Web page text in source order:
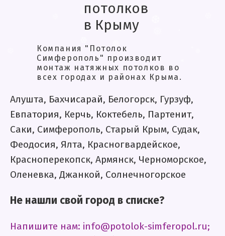
*
.
*
.
❅ .
❆
❅ ❆
❆
❄
❄
потолков
в Крыму
Компания "Потолок
Симферополь" производит
монтаж натяжных потолков во
всех городах и районах Крыма.
Алушта, Бахчисарай, Белогорск, Гурзуф,
Евпатория, Керчь, Коктебель, Партенит,
Саки, Симферополь, Старый Крым, Судак,
Феодосия, Ялта, Красногвардейское,
Красноперекопск, Армянск, Черноморское,
Оленевка, Джанкой, Солнечногорское
Не нашли свой город в списке?
Напишите нам: info@potolok-simferopol.ru;